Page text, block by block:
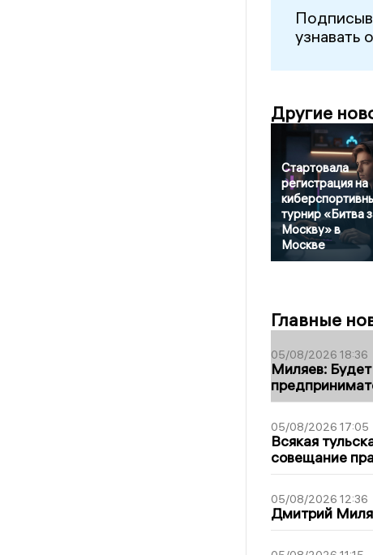
узнавать
Другие
Стартовала
регистрация на
турнир «Битва
Москву» в
Москве
Главные
05/08/2026 18:36
Миляев:
05/08/2026 17:05
Всякая
совещание
05/08/2026 12:36
Дмитрий